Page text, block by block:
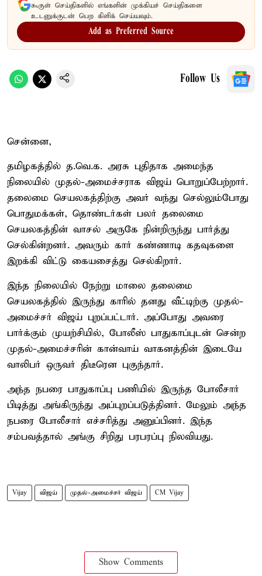
கூகுள் செய்திகளில் எங்களின் முக்கியச் செய்திகளை
உடனுக்குடன் பெற கிளிக் செய்யவும்.
Add as Preferred Source
Follow Us
சென்னை,
தமிழகத்தில் த.வெ.க. அரசு புதிதாக அமைந்த
நிலையில் முதல்-அமைச்சராக விஜய் பொறுப்பேற்றார்.
தலைமை செயலகத்திற்கு அவர் வந்து செல்லும்போது
பொதுமக்கள், தொண்டர்கள் பலர் தலைமை
செயலகத்தின் வாசல் அருகே நின்றிருந்து பார்த்து
செல்கின்றனர். அவரும் கார் கண்ணாடி கதவுகளை
இறக்கி விட்டு கையசைத்து செல்கிறார்.
இந்த நிலையில் நேற்று மாலை தலைமை
செயலகத்தில் இருந்து காரில் தனது வீட்டிற்கு முதல்-
அமைச்சர் விஜய் புறப்பட்டார். அப்போது அவரை
பார்க்கும் முயற்சியில், போலீஸ் பாதுகாப்புடன் சென்ற
முதல்-அமைச்சரின் கான்வாய் வாகனத்தின் இடையே
வாலிபர் ஒருவர் திடீரென புகுந்தார்.
அந்த நபரை பாதுகாப்பு பணியில் இருந்த போலீசார்
பிடித்து அங்கிருந்து அப்புறப்படுத்தினர். மேலும் அந்த
நபரை போலீசார் எச்சரித்து அனுப்பினர். இந்த
சம்பவத்தால் அங்கு சிறிது பரபரப்பு நிலவியது.
Vijay விஜய் முதல்-அமைச்சர் விஜய் CM Vijay
Show Comments